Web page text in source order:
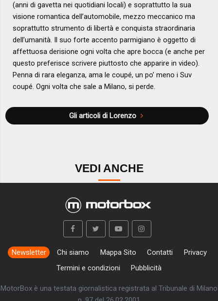
(anni di gavetta nei quotidiani locali) e soprattutto la sua
visione romantica dell’automobile, mezzo meccanico ma
soprattutto strumento di libertà e conquista straordinaria
dell’umanità. Il suo forte accento parmigiano è oggetto di
affettuosa derisione ogni volta che apre bocca (e anche per
questo preferisce scrivere piuttosto che apparire in video).
Penna di rara eleganza, ama le coupé, un po’ meno i Suv
coupé. Ogni volta che sale a Milano, si perde.
Gli articoli di Lorenzo
VEDI ANCHE
Newsletter Chi siamo Mappa Sito Contatti
Privacy
Termini e condizioni
Pubblicità
MotorBox è una testata giornalistica registrata al Tribunale di Milano